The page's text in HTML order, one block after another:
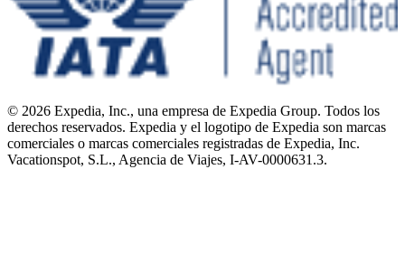
© 2026 Expedia, Inc., una empresa de Expedia Group. Todos los
derechos reservados. Expedia y el logotipo de Expedia son marcas
comerciales o marcas comerciales registradas de Expedia, Inc.
Vacationspot, S.L., Agencia de Viajes, I-AV-0000631.3.